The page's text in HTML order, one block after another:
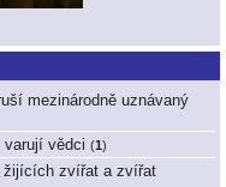
mezinárodně uznávaný
varují vědci (1 )
žijících zvířat a zvířat